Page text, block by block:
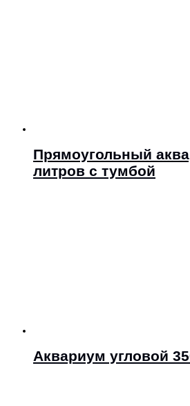
Прямоугольный
литров с тумбой
Аквариум угловой